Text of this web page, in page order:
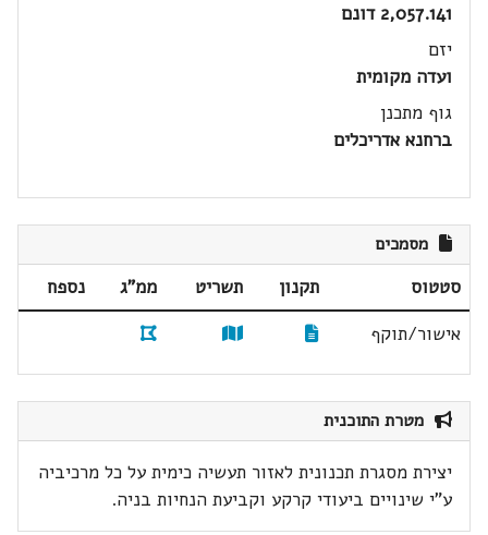
2,057.141 דונם
יזם
ועדה מקומית
גוף מתכנן
ברחנא אדריכלים
מסמכים
סטטוס תקנון תשריט ממ"ג
נספח
אישור/תוקף
מטרת התוכנית
יצירת מסגרת תכנונית לאזור תעשיה כימית על כל מרכיביה
ע"י שינויים ביעודי קרקע וקביעת הנחיות בניה.